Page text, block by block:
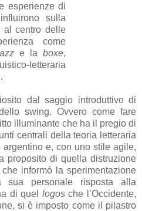
esperienze di
sulla
al centro delle
come
e laboxe,
letteraria
dal saggio introduttivo di
swing. Ovvero come fare
illuminante che ha il pregio di
centrali della teoria letteraria
e, con uno stile agile,
proposito di quella distruzione
informò la sperimentazione
personale risposta alla
di quel logosche l’Occidente,
si è imposto come il pilastro